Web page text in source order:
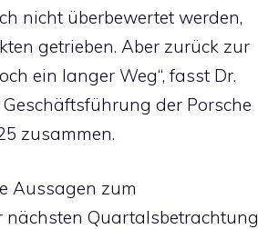
nicht überbewertet werden,
getrieben. Aber zurück zur
ein langer Weg“, fasst Dr.
der Porsche
zusammen.
Aussagen zum
nächsten Quartalsbetrachtung